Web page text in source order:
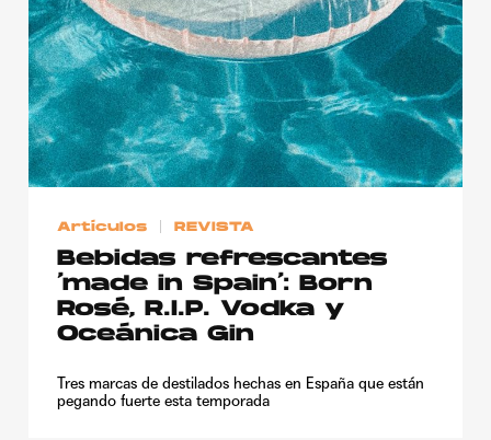
Artículos REVISTA
Bebidas refrescantes
‘made in Spain’: Born
Rosé, R.I.P. Vodka y
Oceánica Gin
Tres marcas de destilados hechas en España que están
pegando fuerte esta temporada